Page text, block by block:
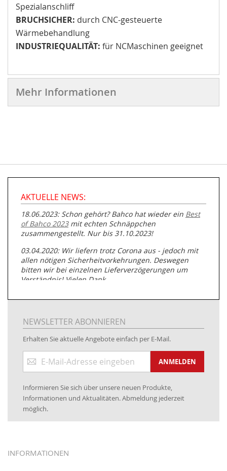
Spezialanschliff
BRUCHSICHER: durch CNC-gesteuerte
Wärmebehandlung
INDUSTRIEQUALITÄT: für NCMaschinen geeignet
Mehr Informationen
AKTUELLE NEWS:
18.06.2023: Schon gehört? Bahco hat wieder ein Best
of Bahco 2023mit echten Schnäppchen
zusammengestellt. Nur bis 31.10.2023!
03.04.2020: Wir liefern trotz Corona aus - jedoch mit
allen nötigen Sicherheitvorkehrungen. Deswegen
bitten wir bei einzelnen Lieferverzögerungen um
Verständnis! Vielen Dank.
05.07.2019: Neuester Zugang zu unserer
Rohrbearbeitung
01.06.2019: Individuell
bedruckte Kabeltrommeln
www.kabeltrommeln-versand.de/Kabelbedruckung
04.11.2018: Überarbeitung der Corporate Identity (CI)
16.01.2017:JETZT NEU- Visa & MasterCard (inkl.
Maestro)
12.01.2017:JETZT NEU- giropay, SOFORT-Überweisung
05.09.2016: NEUE Topseller bei
NEWSLETTER ABONNIEREN
Erhalten Sie aktuelle Angebote einfach per E-Mail.
zum
ANMELDEN
Informieren Sie sich über unsere neuen Produkte,
Informationen und Aktualitäten. Abmeldung jederzeit
möglich.
INFORMATIONEN